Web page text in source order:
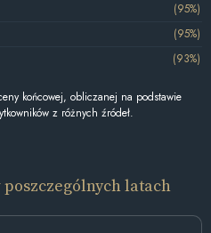
(95%)
(95%)
(93%)
końcowej, obliczanej na podstawie
z różnych źródeł.
poszczególnych latach